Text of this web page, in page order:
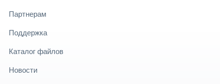
Партнерам
Поддержка
Каталог файлов
Новости